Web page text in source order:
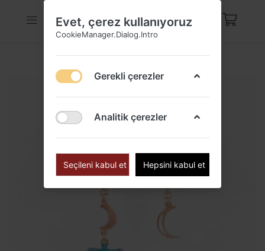
Evet, çerez kullanıyoruz
CookieManager.Dialog.Intro
Gerekli çerezler
Analitik çerezler
Seçileni kabul et Hepsini kabul et